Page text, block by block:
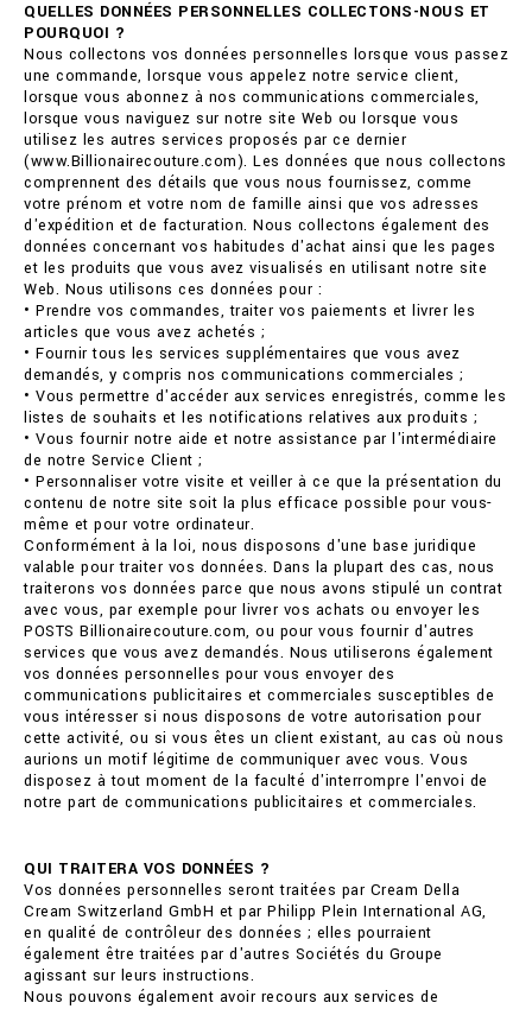
QUELLES DONNÉES PERSONNELLES COLLECTONS-NOUS ET
POURQUOI ?
Nous collectons vos données personnelles lorsque vous passez
une commande, lorsque vous appelez notre service client,
lorsque vous abonnez à nos communications commerciales,
lorsque vous naviguez sur notre site Web ou lorsque vous
utilisez les autres services proposés par ce dernier
(www.Billionairecouture.com). Les données que nous collectons
comprennent des détails que vous nous fournissez, comme
votre prénom et votre nom de famille ainsi que vos adresses
d'expédition et de facturation. Nous collectons également des
données concernant vos habitudes d'achat ainsi que les pages
et les produits que vous avez visualisés en utilisant notre site
Web. Nous utilisons ces données pour :
• Prendre vos commandes, traiter vos paiements et livrer les
articles que vous avez achetés ;
• Fournir tous les services supplémentaires que vous avez
demandés, y compris nos communications commerciales ;
• Vous permettre d'accéder aux services enregistrés, comme les
listes de souhaits et les notifications relatives aux produits ;
• Vous fournir notre aide et notre assistance par l'intermédiaire
de notre Service Client ;
• Personnaliser votre visite et veiller à ce que la présentation du
contenu de notre site soit la plus efficace possible pour vous-
même et pour votre ordinateur.
Conformément à la loi, nous disposons d'une base juridique
valable pour traiter vos données. Dans la plupart des cas, nous
traiterons vos données parce que nous avons stipulé un contrat
avec vous, par exemple pour livrer vos achats ou envoyer les
POSTS Billionairecouture.com, ou pour vous fournir d'autres
services que vous avez demandés. Nous utiliserons également
vos données personnelles pour vous envoyer des
communications publicitaires et commerciales susceptibles de
vous intéresser si nous disposons de votre autorisation pour
cette activité, ou si vous êtes un client existant, au cas où nous
aurions un motif légitime de communiquer avec vous. Vous
disposez à tout moment de la faculté d'interrompre l'envoi de
notre part de communications publicitaires et commerciales.
QUI TRAITERA VOS DONNÉES ?
Vos données personnelles seront traitées par Cream Della
Cream Switzerland GmbH et par Philipp Plein International AG,
en qualité de contrôleur des données ; elles pourraient
également être traitées par d'autres Sociétés du Groupe
agissant sur leurs instructions.
Nous pouvons également avoir recours aux services de